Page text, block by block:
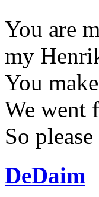
You are
my
You
We went
So
DeDaim